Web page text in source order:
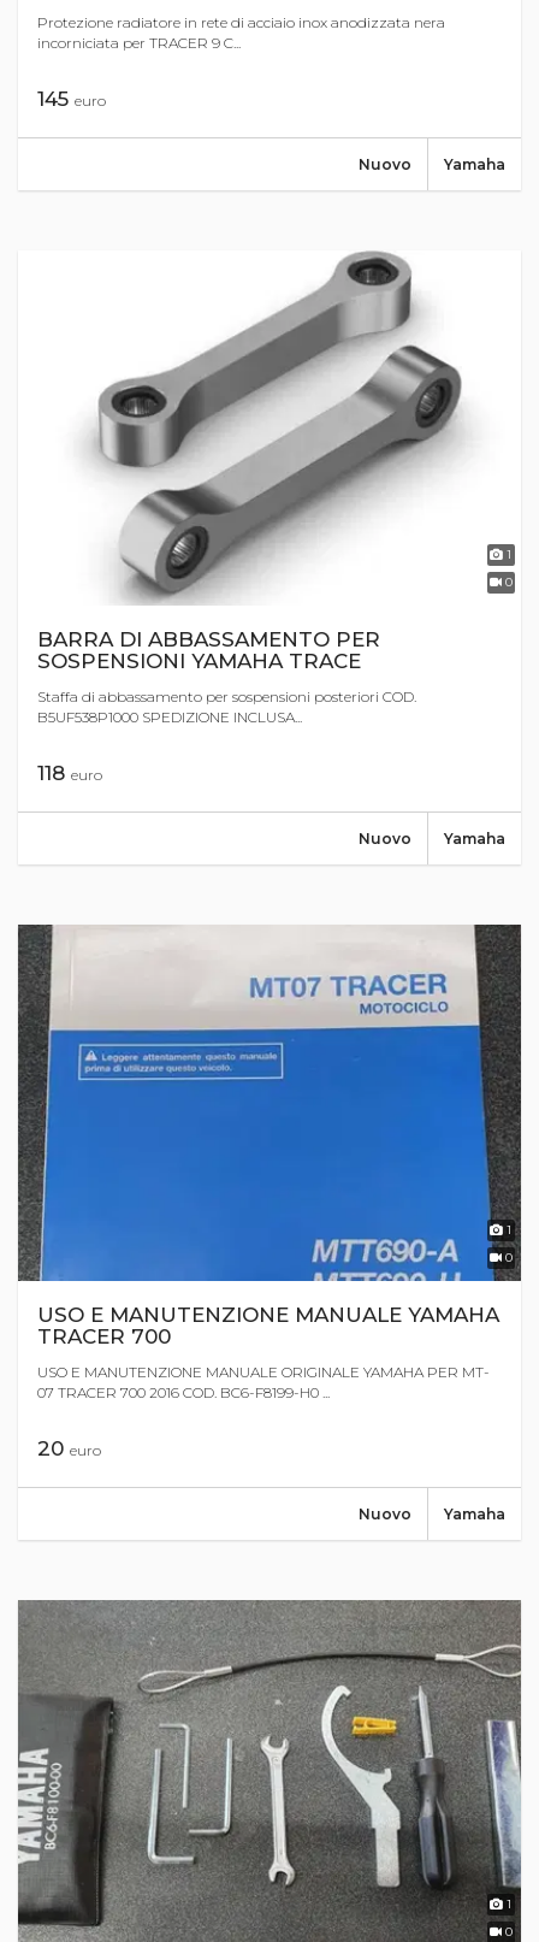
Protezione radiatore in rete di acciaio inox anodizzata nera
incorniciata per TRACER 9 C...
145 euro
Yamaha
Nuovo
1
0
BARRA DI ABBASSAMENTO PER
SOSPENSIONI YAMAHA TRACE
Staffa di abbassamento per sospensioni posteriori COD.
B5UF538P1000 SPEDIZIONE INCLUSA...
118 euro
Yamaha
Nuovo
1
0
USO E MANUTENZIONE MANUALE YAMAHA
TRACER 700
USO E MANUTENZIONE MANUALE ORIGINALE YAMAHA PER MT-
07 TRACER 700 2016 COD. BC6-F8199-H0 ...
20 euro
Yamaha
Nuovo
1
0